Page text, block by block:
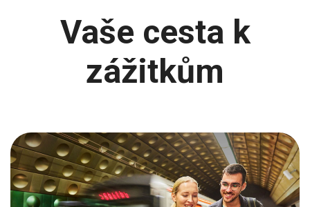
Vaše cesta k
zážitkům